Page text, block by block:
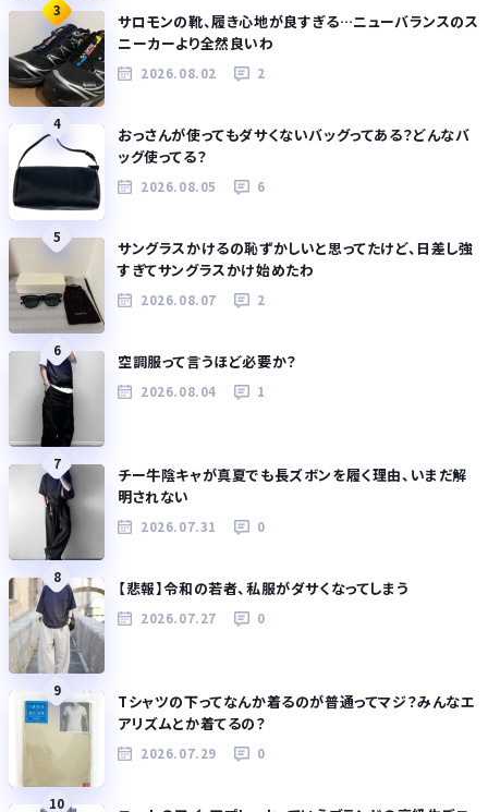
3
サロモンの靴、履き心地が良すぎる…ニューバランスのス
ニーカーより全然良いわ
2026.08.02 2
4
おっさんが使ってもダサくないバッグってある？どんなバ
ッグ使ってる？
2026.08.05 6
5
サングラスかけるの恥ずかしいと思ってたけど、日差し強
すぎてサングラスかけ始めたわ
2026.08.07 2
6
空調服って言うほど必要か？
2026.08.04 1
7
チー牛陰キャが真夏でも長ズボンを履く理由、いまだ解
明されない
2026.07.31 0
8
【悲報】令和の若者、私服がダサくなってしまう
2026.07.27 0
9
Tシャツの下ってなんか着るのが普通ってマジ？みんなエ
アリズムとか着てるの？
2026.07.29 0
10